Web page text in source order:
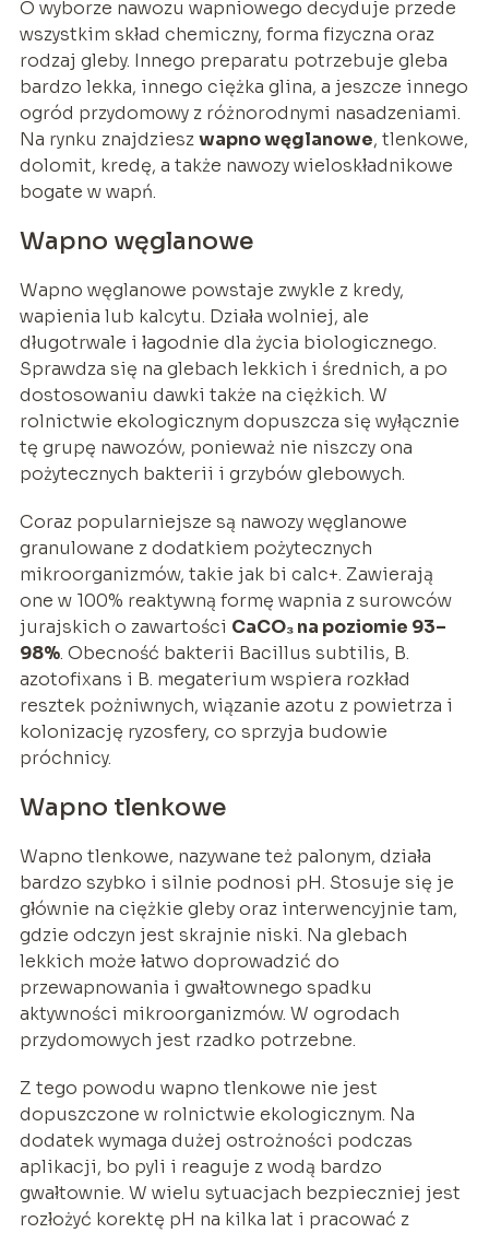
O wyborze nawozu wapniowego decyduje przede
wszystkim skład chemiczny, forma fizyczna oraz
rodzaj gleby. Innego preparatu potrzebuje gleba
bardzo lekka, innego ciężka glina, a jeszcze innego
ogród przydomowy z różnorodnymi nasadzeniami.
Na rynku znajdzieszwapno węglanowe, tlenkowe,
dolomit, kredę, a także nawozy wieloskładnikowe
bogate w wapń.
Wapno węglanowe
Wapno węglanowe powstaje zwykle z kredy,
wapienia lub kalcytu. Działa wolniej, ale
długotrwale i łagodnie dla życia biologicznego.
Sprawdza się na glebach lekkich i średnich, a po
dostosowaniu dawki także na ciężkich. W
rolnictwie ekologicznym dopuszcza się wyłącznie
tę grupę nawozów, ponieważ nie niszczy ona
pożytecznych bakterii i grzybów glebowych.
Coraz popularniejsze są nawozy węglanowe
granulowane z dodatkiem pożytecznych
mikroorganizmów, takie jak bi calc+. Zawierają
one w 100% reaktywną formę wapnia z surowców
jurajskich o zawartości CaCO₃ na poziomie 93–
98%. Obecność bakterii Bacillus subtilis, B.
azotofixans i B. megaterium wspiera rozkład
resztek pożniwnych, wiązanie azotu z powietrza i
kolonizację ryzosfery, co sprzyja budowie
próchnicy.
Wapno tlenkowe
Wapno tlenkowe, nazywane też palonym, działa
bardzo szybko i silnie podnosi pH. Stosuje się je
głównie na ciężkie gleby oraz interwencyjnie tam,
gdzie odczyn jest skrajnie niski. Na glebach
lekkich może łatwo doprowadzić do
przewapnowania i gwałtownego spadku
aktywności mikroorganizmów. W ogrodach
przydomowych jest rzadko potrzebne.
Z tego powodu wapno tlenkowe nie jest
dopuszczone w rolnictwie ekologicznym. Na
dodatek wymaga dużej ostrożności podczas
aplikacji, bo pyli i reaguje z wodą bardzo
gwałtownie. W wielu sytuacjach bezpieczniej jest
rozłożyć korektę pH na kilka lat i pracować z